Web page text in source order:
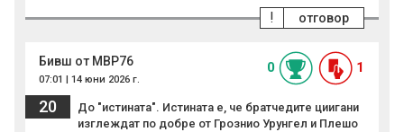
отговор
!
Бивш от МВР76
07:01 | 14 юни 2026 г.
0 1
20
До "истината". Истината е, че братчедите циигани
изглеждат по добре от Грознио Урунгел и Плешо